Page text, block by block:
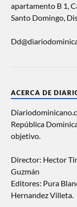
apartamento B 1,
Santo Domingo,
ACERCA DE
República
objetivo.
Director: Hector
Guzmán
Editores: Pura
Hernandez Villeta.